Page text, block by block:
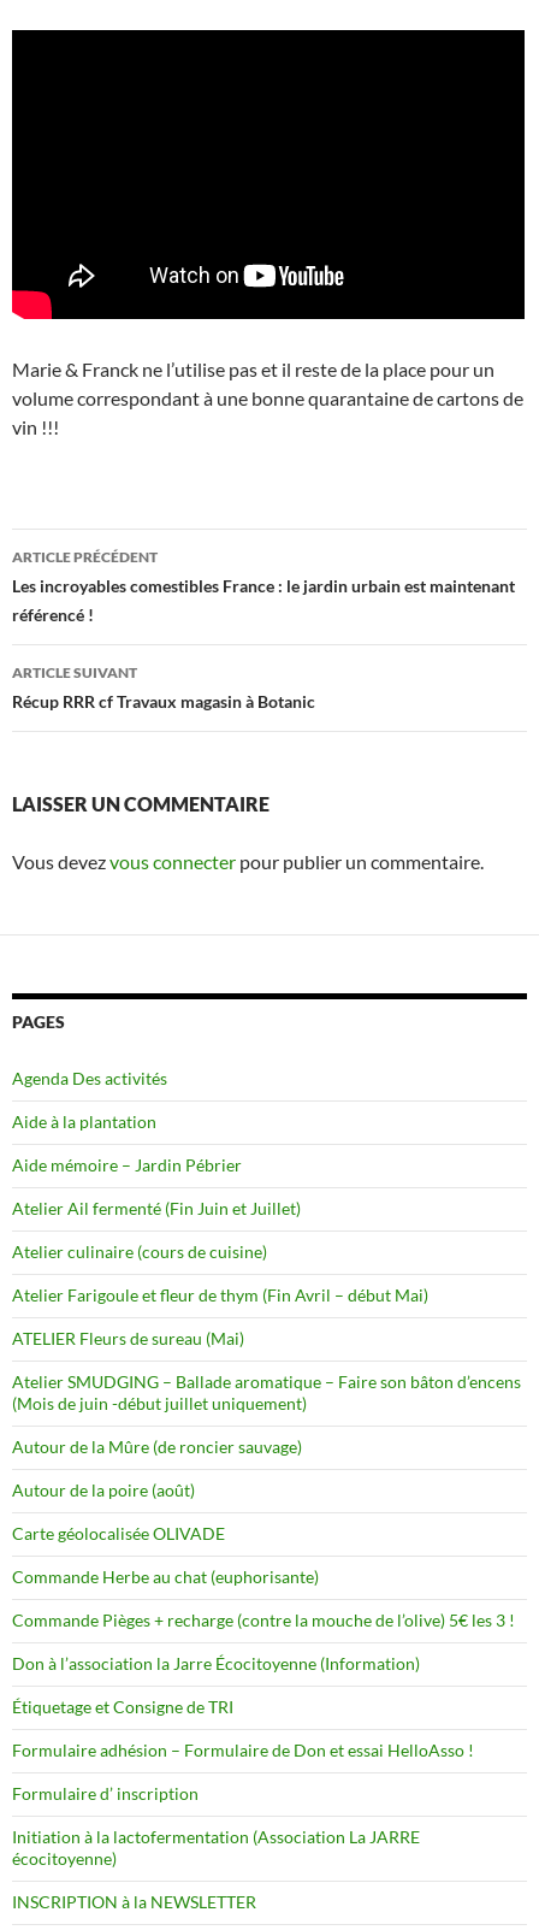
Marie & Franck ne l’utilise pas et il reste de la place pour un
volume correspondant à une bonne quarantaine de cartons de
vin !!!
Navigation
des
articles
ARTICLE PRÉCÉDENT
Les incroyables comestibles France : le jardin urbain est maintenant
référencé !
ARTICLE SUIVANT
Récup RRR cf Travaux magasin à Botanic
LAISSER UN COMMENTAIRE
Vous devezvous connecter pour publier un commentaire.
PAGES
Agenda Des activités
Aide à la plantation
Aide mémoire – Jardin Pébrier
Atelier Ail fermenté (Fin Juin et Juillet)
Atelier culinaire (cours de cuisine)
Atelier Farigoule et fleur de thym (Fin Avril – début Mai)
ATELIER Fleurs de sureau (Mai)
Atelier SMUDGING – Ballade aromatique – Faire son bâton d’encens
(Mois de juin -début juillet uniquement)
Autour de la Mûre (de roncier sauvage)
Autour de la poire (août)
Carte géolocalisée OLIVADE
Commande Herbe au chat (euphorisante)
Commande Pièges + recharge (contre la mouche de l’olive) 5€ les 3 !
Don à l’association la Jarre Écocitoyenne (Information)
Étiquetage et Consigne de TRI
Formulaire adhésion – Formulaire de Don et essai HelloAsso !
Formulaire d’ inscription
Initiation à la lactofermentation (Association La JARRE
écocitoyenne)
INSCRIPTION à la NEWSLETTER